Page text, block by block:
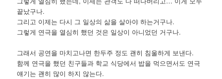
끝났구나.
그리고 이제는 다시 그 일상의 삶을 살아야 하는거구나.
그렇게 연극을 열심히 했던 것은 일상이 아니었던 거구나.
그래서 공연을 마치고나면 한두주 정도 괜히 침울하게 보낸다.
함께 연극을 했던 친구들과 학교 식당에서 밥을 먹으면서도 연극
얘기는 괜히 많이 하지 않는다.